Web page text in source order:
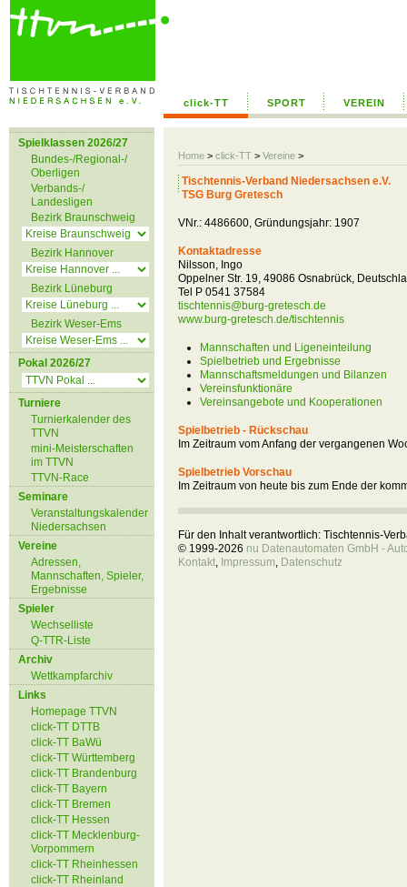
click-TT SPORT VEREIN
Home > click-TT > Vereine >
Spielklassen 2026/27
Bundes-/Regional-/
Oberligen
Verbands-/
Landesligen
Bezirk Braunschweig
Bezirk Hannover
Bezirk Lüneburg
Bezirk Weser-Ems
Pokal 2026/27
Turniere
Turnierkalender des
TTVN
mini-Meisterschaften
im TTVN
TTVN-Race
Seminare
Veranstaltungskalender
Niedersachsen
Vereine
Adressen,
Mannschaften, Spieler,
Ergebnisse
Spieler
Wechselliste
Q-TTR-Liste
Archiv
Wettkampfarchiv
Links
Homepage TTVN
click-TT DTTB
click-TT BaWü
click-TT Württemberg
click-TT Brandenburg
click-TT Bayern
click-TT Bremen
click-TT Hessen
click-TT Mecklenburg-
Vorpommern
click-TT Rheinhessen
click-TT Rheinland
Tischtennis-Verband Niedersachsen e.V.
TSG Burg Gretesch
VNr.: 4486600, Gründungsjahr: 1907
Kontaktadresse
Nilsson, Ingo
Oppelner Str. 19, 49086 Osnabrück,
Tel P 0541 37584
tischtennis@burg-gretesch.de
www.burg-gretesch.de/tischtennis
Mannschaften und Ligeneinteilung
Spielbetrieb und Ergebnisse
Mannschaftsmeldungen und Bilanzen
Vereinsfunktionäre
Vereinsangebote und Kooperationen
Spielbetrieb - Rückschau
Im Zeitraum vom Anfang der vergangenen
Spielbetrieb Vorschau
Im Zeitraum von heute bis zum Ende der
Für den Inhalt verantwortlich: Tischtennis-
© 1999-2026 nu Datenautomaten GmbH -
Kontakt, Impressum, Datenschutz